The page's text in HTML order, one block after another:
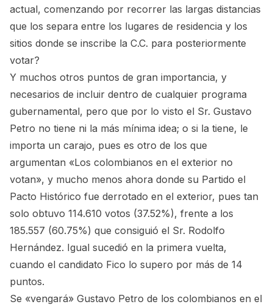
actual, comenzando por recorrer las largas distancias
que los separa entre los lugares de residencia y los
sitios donde se inscribe la C.C. para posteriormente
votar?
Y muchos otros puntos de gran importancia, y
necesarios de incluir dentro de cualquier programa
gubernamental, pero que por lo visto el Sr. Gustavo
Petro no tiene ni la más mínima idea; o si la tiene, le
importa un carajo, pues es otro de los que
argumentan «Los colombianos en el exterior no
votan», y mucho menos ahora donde su Partido el
Pacto Histórico fue derrotado en el exterior, pues tan
solo obtuvo 114.610 votos (37.52%), frente a los
185.557 (60.75%) que consiguió el Sr. Rodolfo
Hernández. Igual sucedió en la primera vuelta,
cuando el candidato Fico lo supero por más de 14
puntos.
Se «vengará» Gustavo Petro de los colombianos en el